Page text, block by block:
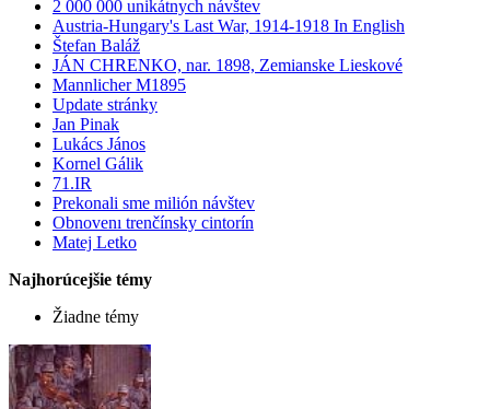
2 000 000 unikátnych návštev
Austria-Hungary's Last War, 1914-1918 In English
Štefan Baláž
JÁN CHRENKO, nar. 1898, Zemianske Lieskové
Mannlicher M1895
Update stránky
Jan Pinak
Lukács János
Kornel Gálik
71.IR
Prekonali sme milión návštev
Obnovenı trenčínsky cintorín
Matej Letko
Najhorúcejšie témy
Žiadne témy